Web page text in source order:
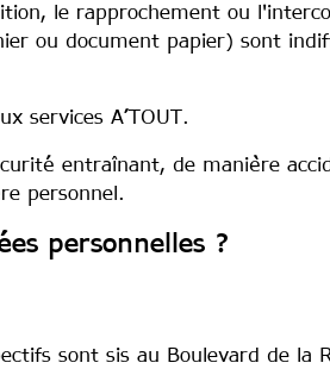
le rapprochement ou
ou document papier) sont
services A’TOUT.
entraînant, de manière
personnel.
personnelles ?
sont sis au Boulevard de la